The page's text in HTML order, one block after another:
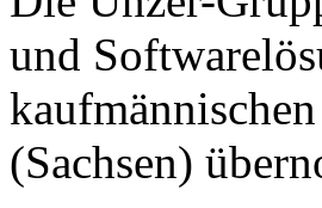
und
(Sachsen)